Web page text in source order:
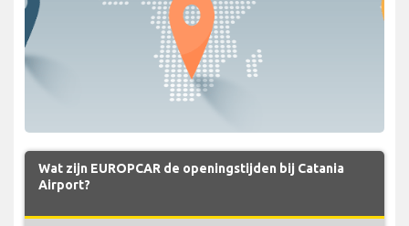
Wat zijn EUROPCAR de openingstijden bij Catania
Airport?